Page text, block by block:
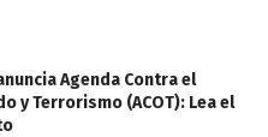
Agenda Contra el
y Terrorismo (ACOT): Lea el